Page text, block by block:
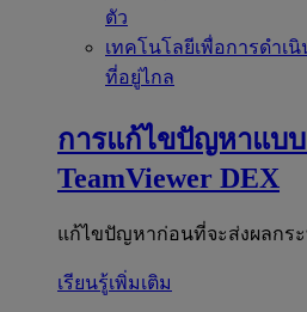
ตัว
เทคโนโลยีเพื่อการดำเ
ที่อยู่ไกล
การแก้ไขปัญหาแบบ
TeamViewer DEX
แก้ไขปัญหาก่อนที่จะส่งผลกร
เรียนรู้เพิ่มเติม